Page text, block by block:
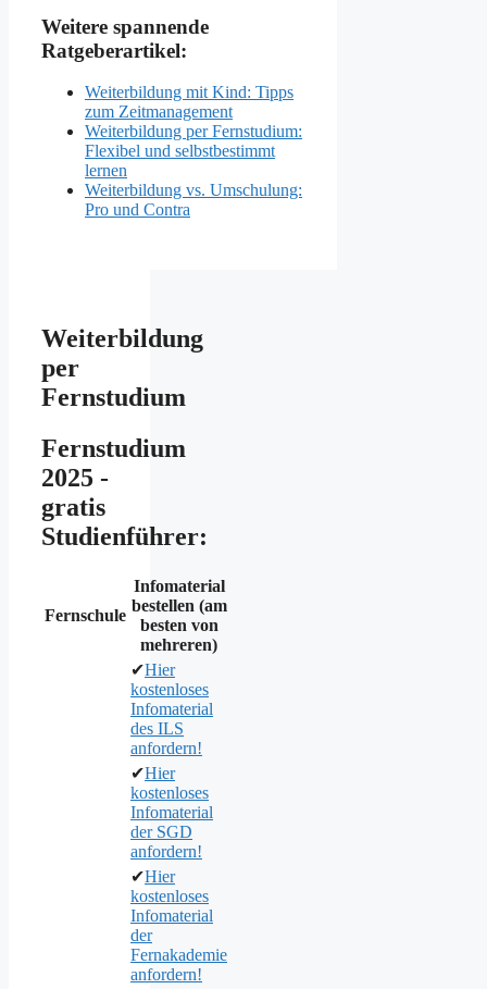
Weitere spannende
Ratgeberartikel:
Weiterbildung mit Kind: Tipps
zum Zeitmanagement
Weiterbildung per Fernstudium:
Flexibel und selbstbestimmt
lernen
Weiterbildung vs. Umschulung:
Pro und Contra
Weiterbildung
per
Fernstudium
Fernstudium
2025 -
gratis
Studienführer:
Fernschule
Infomaterial
bestellen (am
besten von
mehreren)
✔Hier
kostenloses
Infomaterial
des ILS
anfordern!
✔Hier
kostenloses
Infomaterial
der SGD
anfordern!
✔Hier
kostenloses
Infomaterial
der
Fernakademie
anfordern!